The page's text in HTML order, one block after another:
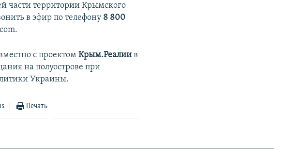
части территории Крымского
в эфир по телефону 8 800
с проектомКрым.Реалиив
на полуострове при
Украины.
Печать